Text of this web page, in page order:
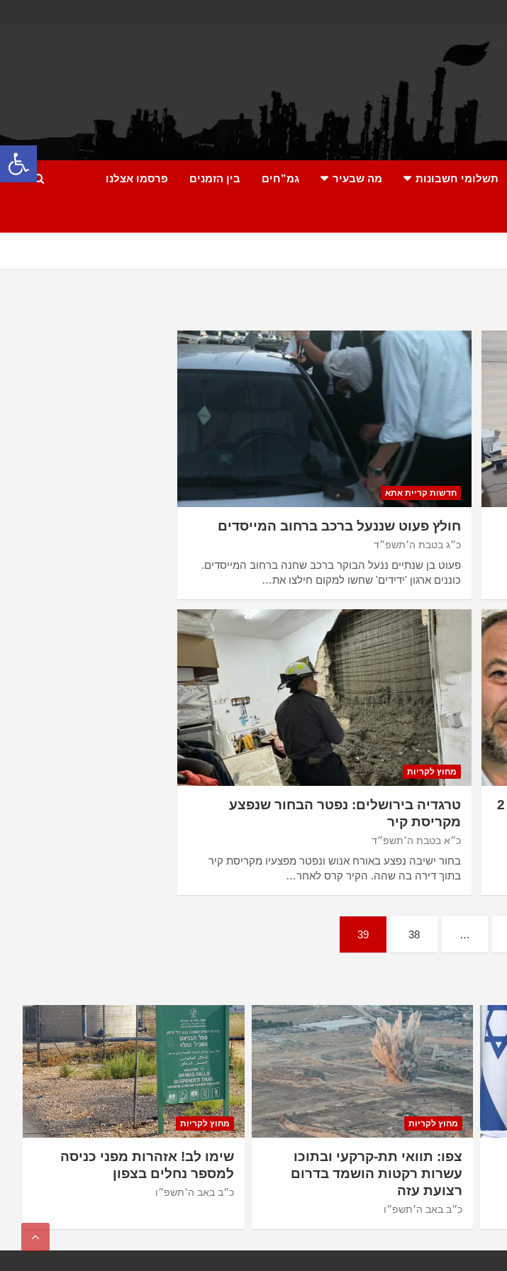
תשלומי חשבונות מה שבעיר גמ”חים בין הזמנים פרסמו אצלנו
חדשות קריית אתא
חולץ פעוט שננעל ברכב ברחוב המייסדים
כ״ג בטבת ה׳תשפ״ד
פעוט בן שנתיים ננעל הבוקר ברכב שחנה ברחוב המייסדים.
כוננים ארגון 'ידידים' שחשו למקום חילצו את…
חוסל בכיר חמאס סאלח אל-עארורי – מקום 2
מחוץ לקריות
טרגדיה בירושלים: נפטר הבחור שנפצע
מקריסת קיר
כ״א בטבת ה׳תשפ״ד
בחור ישיבה נפצע באורח אנוש ונפטר מפצעיו מקריסת קיר
בתוך דירה בה שהה. הקיר קרס לאחר…
…
38
39
מחוץ לקריות
צפו: תוואי תת-קרקעי ובתוכו
עשרות רקטות הושמד בדרום
רצועת עזה
כ״ב באב ה׳תשפ״ו
מחוץ לקריות
שימו לב! אזהרות מפני כניסה
למספר נחלים בצפון
כ״ב באב ה׳תשפ״ו